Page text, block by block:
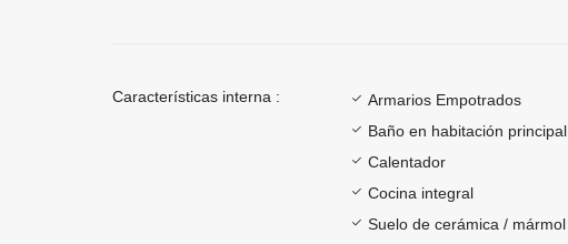
Características interna : Armarios Empotrados
Baño en habitación principal
Calentador
Cocina integral
Suelo de cerámica / mármol